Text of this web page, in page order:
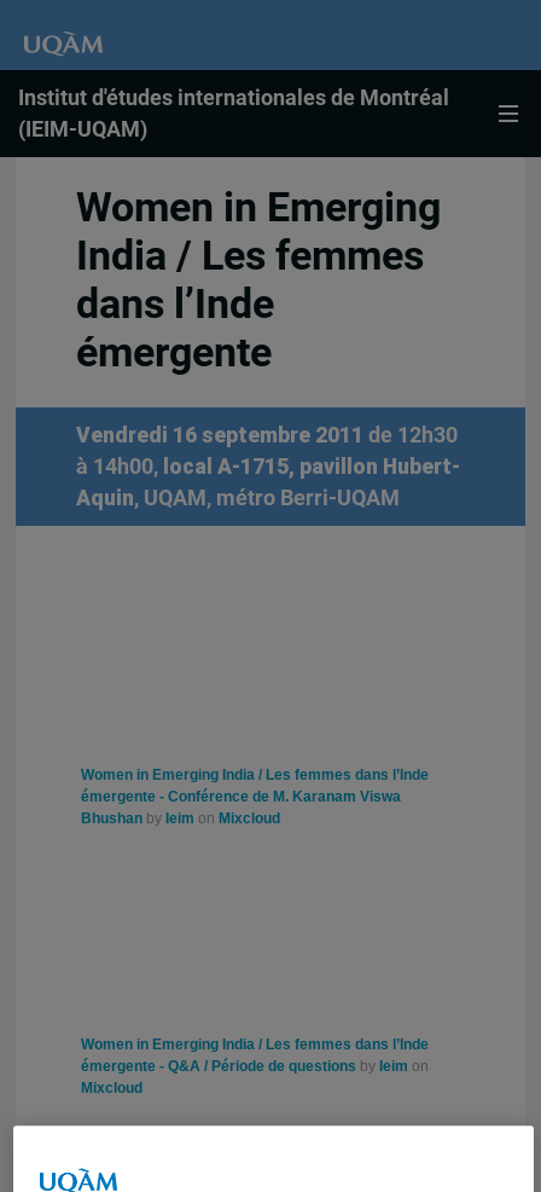
Institut d'études internationales de Montréal
(IEIM-UQAM)
Women in Emerging
India / Les femmes
dans l’Inde
émergente
Vendredi 16 septembre 2011 de 12h30
à 14h00, local A-1715, pavillon Hubert-
Aquin, UQAM, métro Berri-UQAM
Women in Emerging India / Les femmes dans l’Inde
émergente - Conférence de M. Karanam Viswa
Bhushanby Ieim on Mixcloud
Women in Emerging India / Les femmes dans l’Inde
émergente - Q&A / Période de questions by Ieim on
Mixcloud
Conférence de M. Karanam Viswa